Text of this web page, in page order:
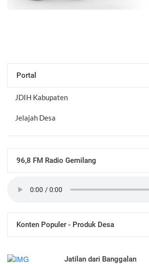
Portal
JDIH Kabupaten
Jelajah Desa
96,8 FM Radio Gemilang
Konten Populer - Produk Desa
Jatilan dari Banggalan